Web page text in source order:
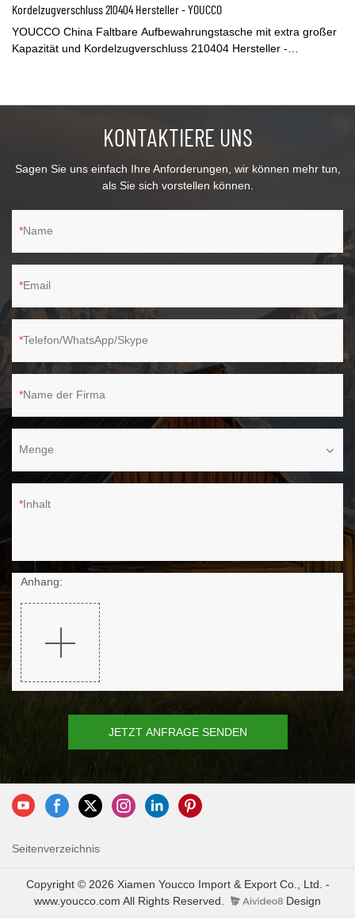
Kordelzugverschluss 210404 Hersteller - YOUCCO
YOUCCO China Faltbare Aufbewahrungstasche mit extra großer
Kapazität und Kordelzugverschluss 210404 Hersteller -
Kordelzugverschluss kann das Design staubdicht sein. Auf beiden
Seiten befinden sich Griffe zum einfachen Tragen. Es lässt sich
leicht zusammenfalten. Das Design ist klassisch und praktisch.
Youcco hat noch andere große faltbare Wäschebeutel
Informationen finden Sie auf unserer Website www.youcco.com .
KONTAKTIERE UNS
Sagen Sie uns einfach Ihre Anforderungen, wir können mehr tun,
als Sie sich vorstellen können.
Name
Email
Telefon/WhatsApp/Skype
Name der Firma
Menge
Inhalt
Anhang:
JETZT ANFRAGE SENDEN
Seitenverzeichnis
Copyright © 2026 Xiamen Youcco Import & Export Co., Ltd. -
www.youcco.com All Rights Reserved.
Design